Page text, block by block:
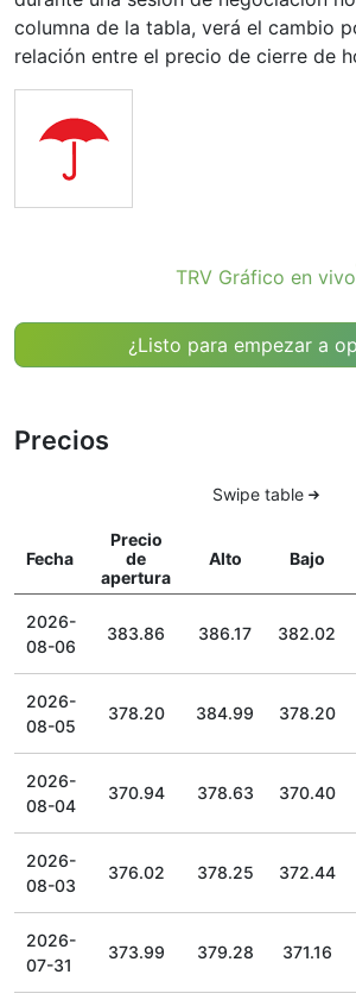
columna de la tabla, verá el cambio
relación entre el precio de cierre de
TRV Gráfico en vivo
¿Listo para empezar a
Precios
Swipe table
Fecha
Precio
de
apertura
Alto Bajo
2026-
08-06
383.86 386.17 382.02
2026-
08-05
378.20 384.99 378.20
2026-
08-04
370.94 378.63 370.40
2026-
08-03
376.02 378.25 372.44
2026-
07-31
373.99 379.28 371.16